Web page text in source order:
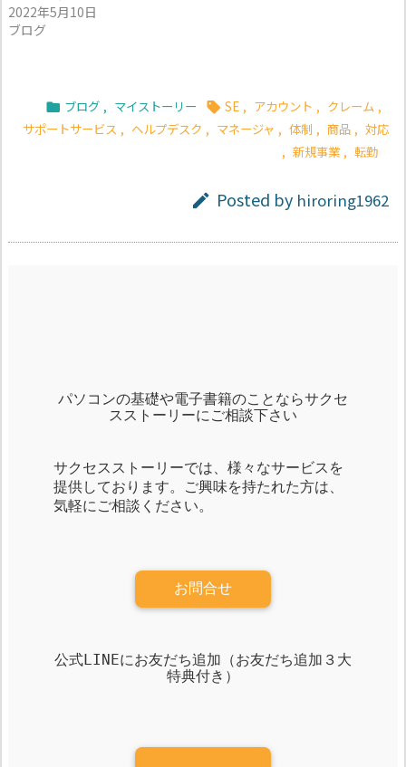
2022年5月10日
ブログ
 ブログ , マイストーリー  SE , アカウント , クレーム ,
サポートサービス , ヘルプデスク , マネージャ , 体制 , 商品 , 対応
, 新規事業 , 転勤
 Posted by hiroring1962
パソコンの基礎や電子書籍のことならサクセ
スストーリーにご相談下さい
サクセスストーリーでは、様々なサービスを
提供しております。ご興味を持たれた方は、
気軽にご相談ください。
お問合せ
公式LINEにお友だち追加（お友だち追加３大
特典付き）